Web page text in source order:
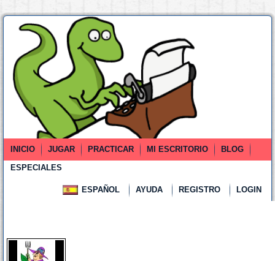
INICIO JUGAR PRACTICAR MI ESCRITORIO
BLOG
ESPECIALES
ESPAÑOL AYUDA REGISTRO LOGIN